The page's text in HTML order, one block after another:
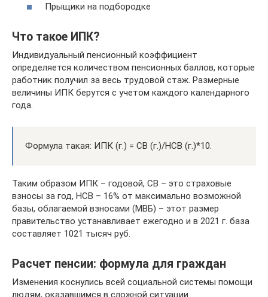
Прыщики на подбородке
Что такое ИПК?
Индивидуальный пенсионный коэффициент
определяется количеством пенсионных баллов, которые
работник получил за весь трудовой стаж. Размерные
величины ИПК берутся с учетом каждого календарного
года.
Формула такая: ИПК (г.) = СВ (г.)/НСВ (г.)*10.
Таким образом ИПК – годовой, СВ – это страховые
взносы за год, НСВ – 16% от максимально возможной
базы, облагаемой взносами (МВБ) – этот размер
правительство устанавливает ежегодно и в 2021 г. база
составляет 1021 тысяч руб.
Расчет пенсии: формула для граждан
Изменения коснулись всей социальной системы помощи
людям, оказавшимся в сложной ситуации.